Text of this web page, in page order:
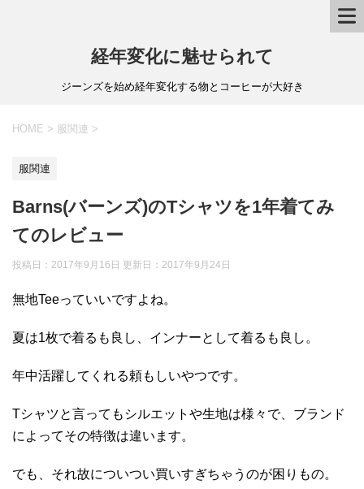
経年変化に魅せられて
ジーンズを始め経年変化する物とコーヒーが大好き
HOME > 服関連 >
服関連
Barns(バーンズ)のTシャツを1年着てみ
てのレビュー
投稿日：2017年9月16日 更新日： 2017年9月24日
無地Teeっていいですよね。
夏は1枚で着るも良し、インナーとして着るも良し。
年中活躍してくれる頼もしいやつです。
Tシャツと言ってもシルエットや生地は様々で、ブランド
によってその特徴は違います。
でも、それ故についつい買いすぎちゃうのが困りもの。